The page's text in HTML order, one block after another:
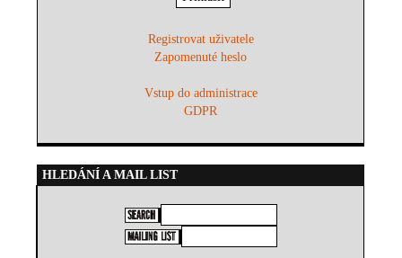
Registrovat uživatele
Zapomenuté heslo
Vstup do administrace
GDPR
HLEDÁNÍ A MAIL LIST